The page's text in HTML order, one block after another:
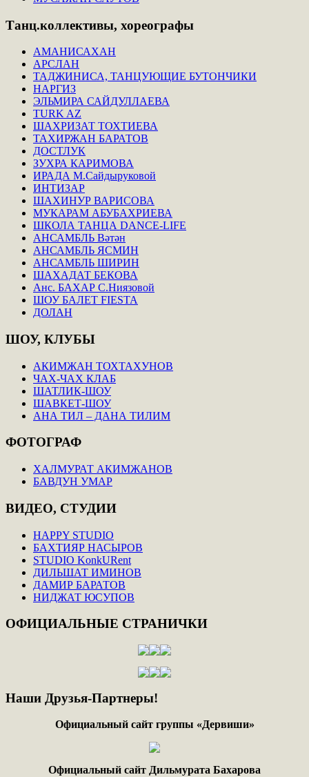
Танц.коллективы, хореографы
АМАНИСАХАН
АРСЛАН
ТАДЖИНИСА, ТАНЦУЮЩИЕ БУТОНЧИКИ
НАРГИЗ
ЭЛЬМИРА САЙДУЛЛАЕВА
TURK AZ
ШАХРИЗАТ ТОХТИЕВА
ТАХИРЖАН БАРАТОВ
ДОСТЛУК
ЗУХРА КАРИМОВА
ИРАДА М.Сайдыруковой
ИНТИЗАР
ШАХИНУР ВАРИСОВА
МУКАРАМ АБУБАХРИЕВА
ШКОЛА ТАНЦА DANCE-LIFE
АНСАМБЛЬ Вәтән
АНСАМБЛЬ ЯСМИН
АНСАМБЛЬ ШИРИН
ШАХАДАТ БЕКОВА
Анс. БАХАР С.Ниязовой
ШОУ БАЛЕТ FIESTA
ДОЛАН
ШОУ, КЛУБЫ
АКИМЖАН ТОХТАХУНОВ
ЧАХ-ЧАХ КЛАБ
ШАТЛИК-ШОУ
ШАВКЕТ-ШОУ
АНА ТИЛ – ДАНА ТИЛИМ
ФОТОГРАФ
ХАЛМУРАТ АКИМЖАНОВ
БАВДУН УМАР
ВИДЕО, СТУДИИ
HAPPY STUDIO
БАХТИЯР НАСЫРОВ
STUDIO KonkURent
ДИЛЬШАТ ИМИНОВ
ДАМИР БАРАТОВ
НИДЖАТ ЮСУПОВ
ОФИЦИАЛЬНЫЕ СТРАНИЧКИ
Наши Друзья-Партнеры!
Официальный сайт группы «Дервиши»
Официальный сайт Дильмурата Бахарова